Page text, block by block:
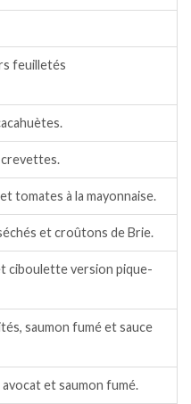
feuilletés
tomates à la mayonnaise.
et croûtons de Brie.
ciboulette version pique-
saumon fumé et sauce
et saumon fumé.